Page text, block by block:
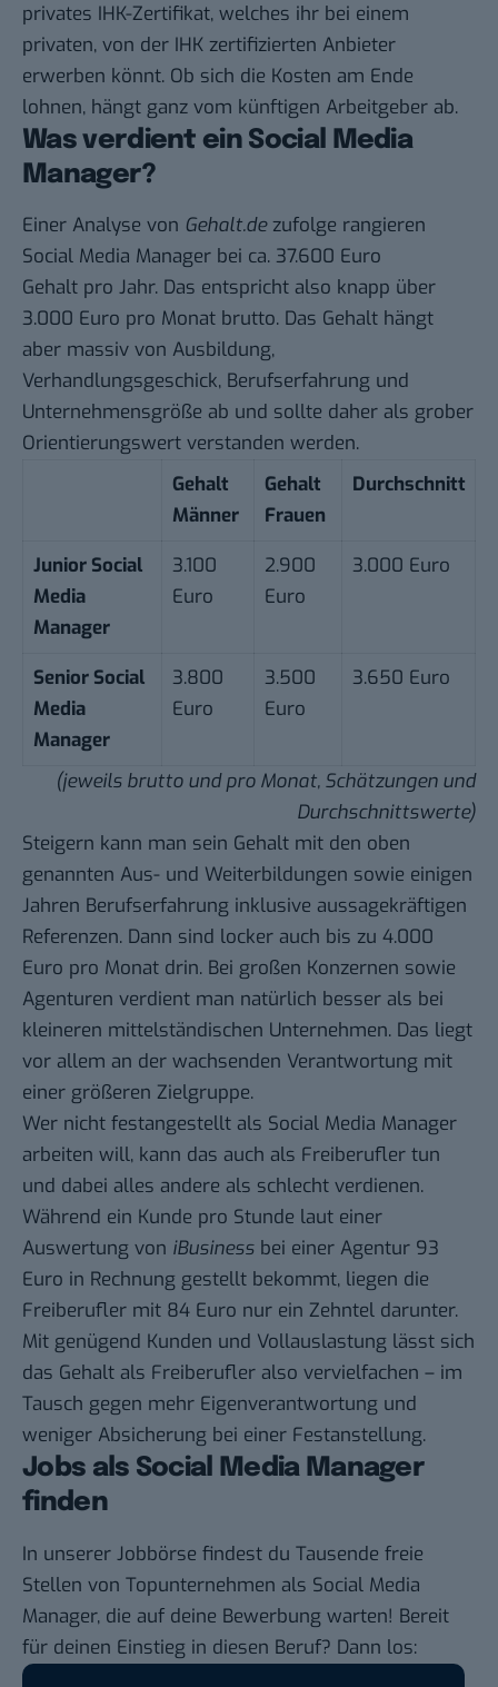
privates IHK-Zertifikat, welches ihr bei einem
privaten, von der IHK zertifizierten Anbieter
erwerben könnt. Ob sich die Kosten am Ende
lohnen, hängt ganz vom künftigen Arbeitgeber ab.
Was verdient ein Social Media
Manager?
Einer Analyse von Gehalt.dezufolge rangieren
Social Media Manager bei ca. 37.600 Euro
Gehalt pro Jahr. Das entspricht also knapp über
3.000 Euro pro Monat brutto. Das Gehalt hängt
aber massiv von Ausbildung,
Verhandlungsgeschick, Berufserfahrung und
Unternehmensgröße ab und sollte daher als grober
Orientierungswert verstanden werden.
Gehalt
Männer
Gehalt
Frauen
Durchschnitt
Junior Social
Media
Manager
3.100
Euro
2.900
Euro
3.000 Euro
Senior Social
Media
Manager
3.800
Euro
3.500
Euro
3.650 Euro
(jeweils brutto und pro Monat, Schätzungen und
Durchschnittswerte)
Steigern kann man sein Gehalt mit den oben
genannten Aus- und Weiterbildungen sowie einigen
Jahren Berufserfahrung inklusive aussagekräftigen
Referenzen. Dann sind locker auch bis zu 4.000
Euro pro Monat drin. Bei großen Konzernen sowie
Agenturen verdient man natürlich besser als bei
kleineren mittelständischen Unternehmen. Das liegt
vor allem an der wachsenden Verantwortung mit
einer größeren Zielgruppe.
Wer nicht festangestellt als Social Media Manager
arbeiten will, kann das auch als Freiberufler tun
und dabei alles andere als schlecht verdienen.
Während ein Kunde pro Stunde laut einer
Auswertung von iBusiness bei einer Agentur 93
Euro in Rechnung gestellt bekommt, liegen die
Freiberufler mit 84 Euro nur ein Zehntel darunter.
Mit genügend Kunden und Vollauslastung lässt sich
das Gehalt als Freiberufler also vervielfachen – im
Tausch gegen mehr Eigenverantwortung und
weniger Absicherung bei einer Festanstellung.
Jobs als Social Media Manager
finden
In unserer Jobbörse findest du Tausende freie
Stellen von Topunternehmen als Social Media
Manager, die auf deine Bewerbung warten! Bereit
für deinen Einstieg in diesen Beruf? Dann los: